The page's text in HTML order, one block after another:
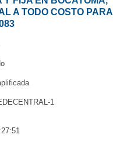
A TODO COSTO PARA
1